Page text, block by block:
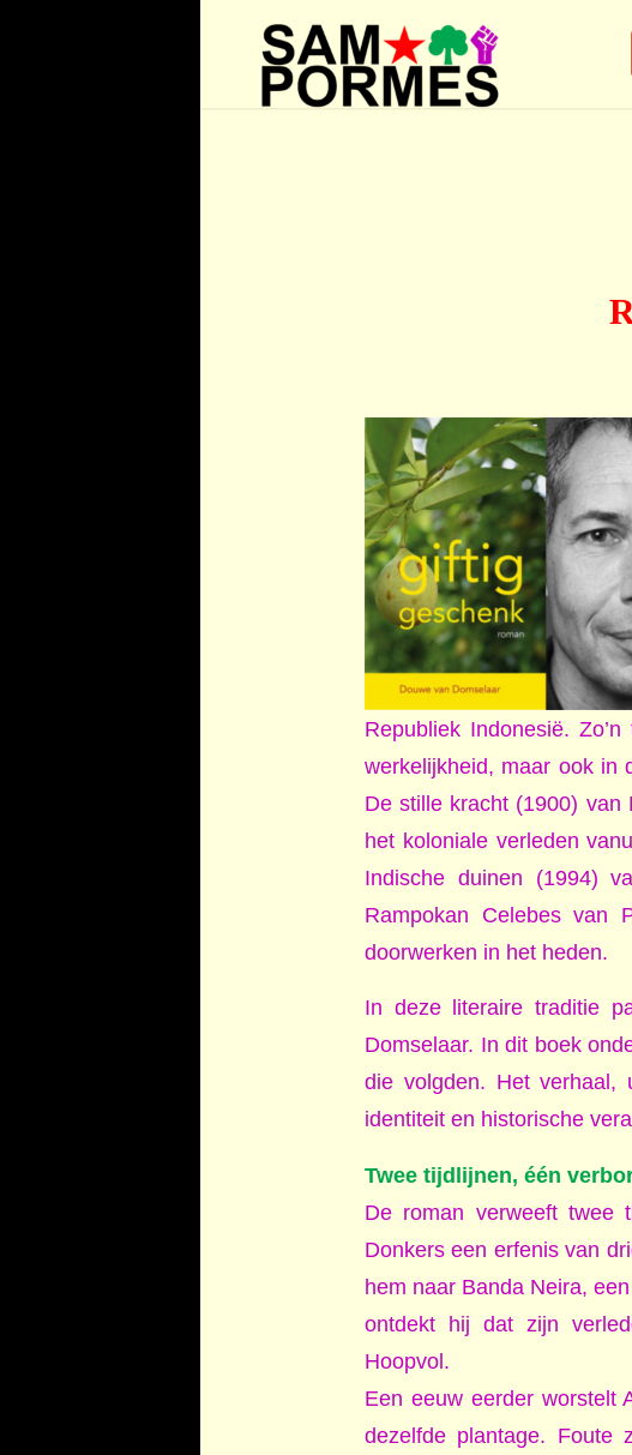
Republiek Indonesië.
werkelijkheid, maar ook in
De stille kracht (1900) van
het koloniale verleden
Indische duinen (1994)
Rampokan Celebes van
doorwerken in het heden.
In deze literaire traditie
Domselaar. In dit boek
die volgden. Het verhaal,
identiteit en historische
Twee tijdlijnen, één
De roman verweeft twee
Donkers een erfenis van
hem naar Banda Neira,
ontdekt hij dat zijn
Hoopvol.
Een eeuw eerder worstelt
dezelfde plantage. Foute